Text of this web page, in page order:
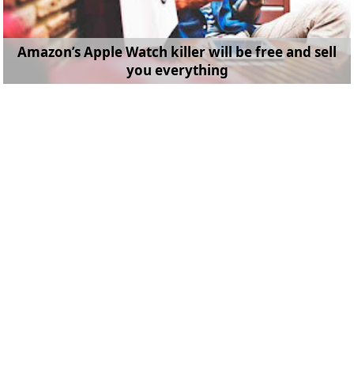
Amazon’s Apple Watch killer will be free and sell
you everything